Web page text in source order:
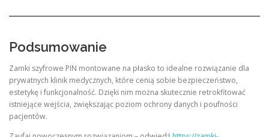
Podsumowanie
Zamki szyfrowe PIN montowane na płasko to idealne rozwiązanie dla
prywatnych klinik medycznych, które cenią sobie bezpieczeństwo,
estetykę i funkcjonalność. Dzięki nim można skutecznie retrokfitować
istniejące wejścia, zwiększając poziom ochrony danych i poufności
pacjentów.